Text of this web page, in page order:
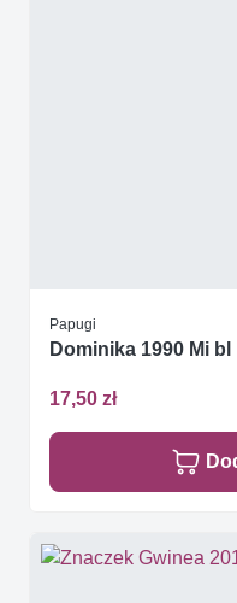
Papugi
Dominika 1990 Mi bl
17,50 zł